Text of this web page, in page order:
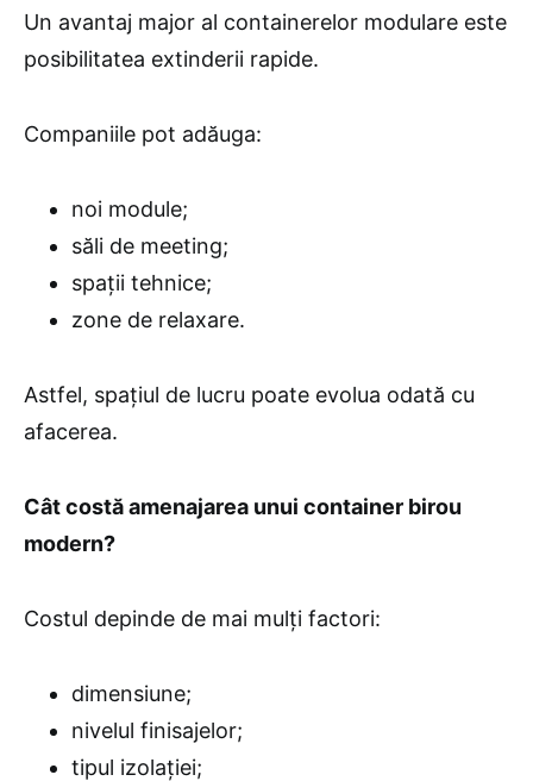
Un avantaj major al containerelor modulare este
posibilitatea extinderii rapide.
Companiile pot adăuga:
noi module;
săli de meeting;
spații tehnice;
zone de relaxare.
Astfel, spațiul de lucru poate evolua odată cu
afacerea.
Cât costă amenajarea unui container birou
modern?
Costul depinde de mai mulți factori:
dimensiune;
nivelul finisajelor;
tipul izolației;